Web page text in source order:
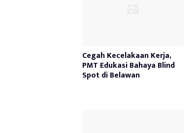
Cegah Kecelakaan Kerja,
PMT Edukasi Bahaya Blind
Spot di Belawan